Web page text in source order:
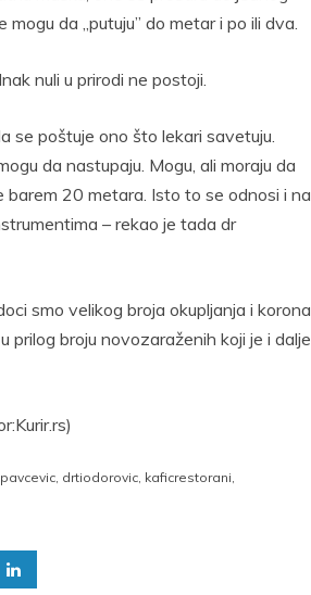
mogu da „putuju” do metar i po ili dva.
nuli u prirodi ne postoji.
se poštuje ono što lekari savetuju.
da nastupaju. Mogu, ali moraju da
barem 20 metara. Isto to se odnosi i na
– rekao je tada dr
smo velikog broja okupljanja i korona
prilog broju novozaraženih koji je i dalje
, drtiodorovic, kaficrestorani,